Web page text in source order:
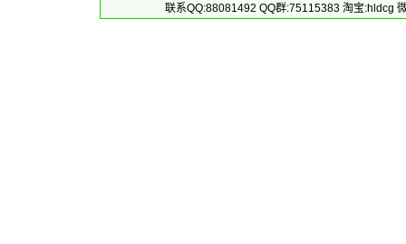
联系QQ:88081492 QQ群:75115383 淘宝:hldcg